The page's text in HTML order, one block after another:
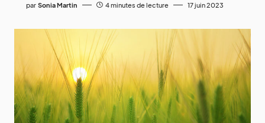
par Sonia Martin 4 minutes de lecture 17 juin 2023